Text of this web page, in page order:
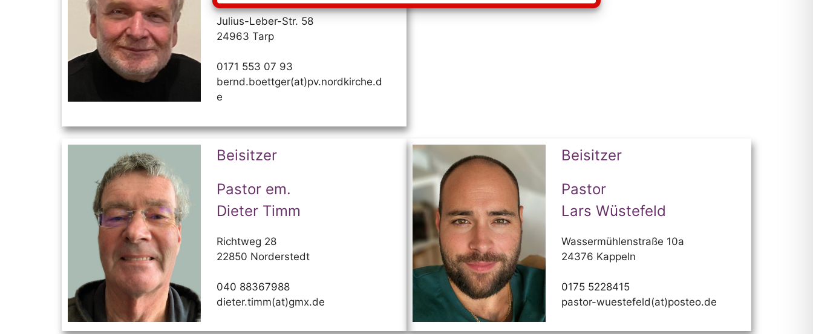
Julius-Leber-Str. 58
24963 Tarp
0171 553 07 93
bernd.boettger(at)pv.nordkirche.d
e
Beisitzer
Pastor em.
Dieter Timm
Richtweg 28
22850 Norderstedt
040 88367988
dieter.timm(at)gmx.de
Beisitzer
Pastor
Lars Wüstefeld
Wassermühlenstraße 10a
24376 Kappeln
0175 5228415
pastor-wuestefeld(at)posteo.de